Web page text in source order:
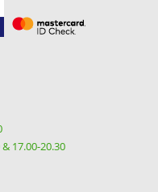
17.00-20.30